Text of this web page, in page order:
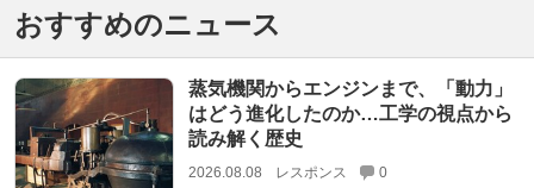
おすすめのニュース
蒸気機関からエンジンまで、「動力」
はどう進化したのか…工学の視点から
読み解く歴史
2026.08.08 レスポンス 0